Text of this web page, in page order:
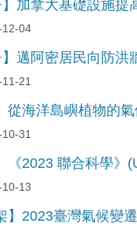
加拿大基礎設施提
04
邁阿密居民向防洪
21
從海洋島嶼植物的
31
《2023 聯合科學》
13
】2023臺灣氣候變